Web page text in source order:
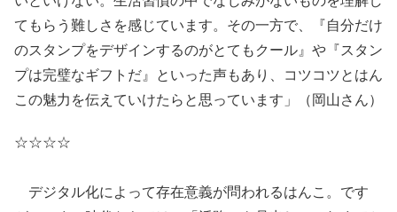
てもらう難しさを感じています。その一方で、『自分だけ
のスタンプをデザインするのがとてもクール』や『スタン
プは完璧なギフトだ』といった声もあり、コツコツとはん
この魅力を伝えていけたらと思っています」（岡山さん）
☆☆☆☆
デジタル化によって存在意義が問われるはんこ。です